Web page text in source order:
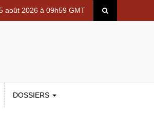
août 2026 à 09h59 GMT
DOSSIERS